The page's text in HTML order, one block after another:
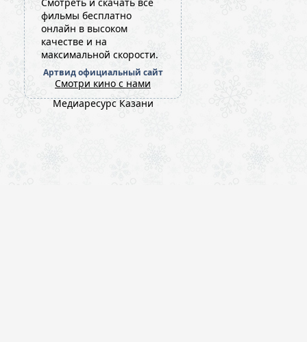
фильмы бесплатно
онлайн в высоком
качестве и на
максимальной скорости.
Артвид официальный сайт
Смотри кино с нами
Медиаресурс Казани